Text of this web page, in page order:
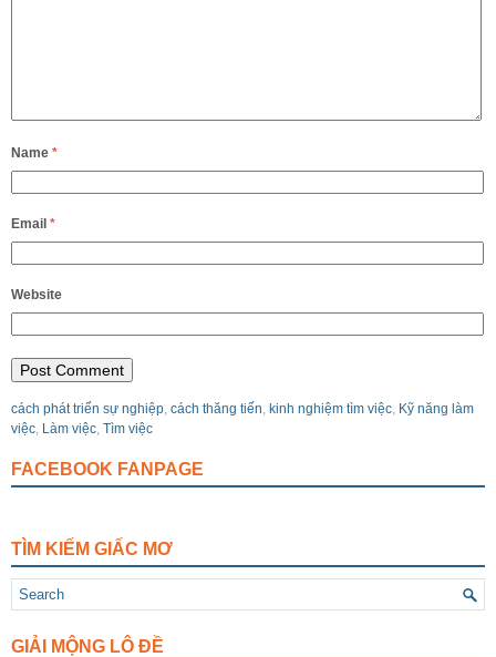
Name *
Email *
Website
cách phát triển sự nghiệp, cách thăng tiến, kinh nghiệm tìm việc, Kỹ năng làm
việc, Làm việc, Tìm việc
FACEBOOK FANPAGE
TÌM KIẾM GIẤC MƠ
GIẢI MỘNG LÔ ĐỀ